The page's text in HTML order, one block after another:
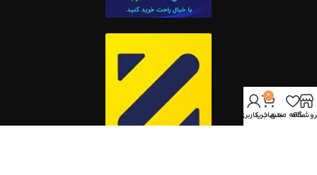
علاقه مندی
0
سبد خرید
حساب کاربری من